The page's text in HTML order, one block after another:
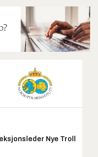
Nye Troll